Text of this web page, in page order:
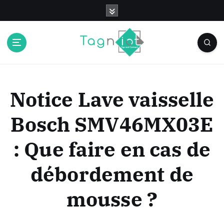
Notice Lave vaisselle
Bosch SMV46MX03E
: Que faire en cas de
débordement de
mousse ?